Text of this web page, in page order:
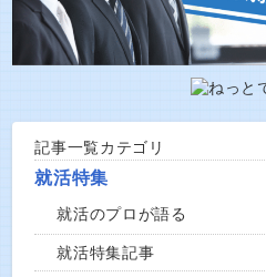
記事一覧カテゴリ
就活特集
就活のプロが語る
就活特集記事